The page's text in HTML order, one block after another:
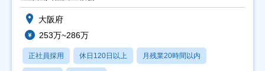
大阪府
253万~286万
正社員採用 休日120日以上 月残業20時間以内